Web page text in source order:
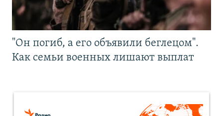
"Он погиб, а его объявили беглецом".
Как семьи военных лишают выплат